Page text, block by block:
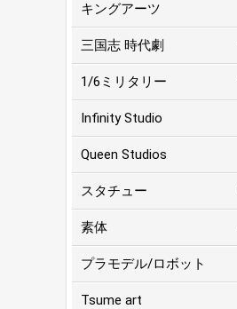
キングアーツ
三国志 時代劇
1/6ミリタリー
Infinity Studio
Queen Studios
スタチュー
素体
プラモデル/ロボット
Tsume art